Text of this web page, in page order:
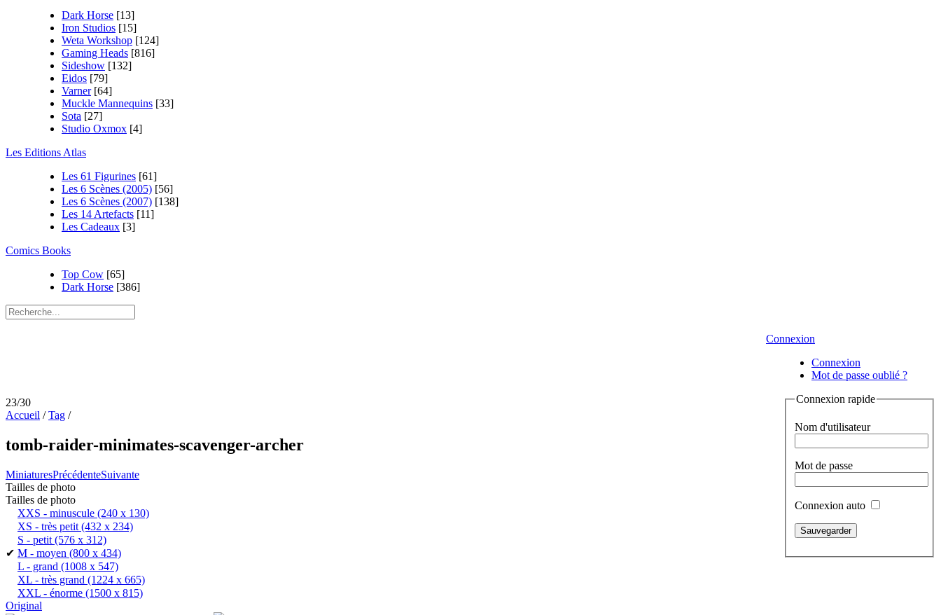
Dark Horse [13]
Iron Studios [15]
Weta Workshop [124]
Gaming Heads [816]
Sideshow [132]
Eidos [79]
Varner [64]
Muckle Mannequins [33]
Sota [27]
Studio Oxmox [4]
Les Editions Atlas
Les 61 Figurines [61]
Les 6 Scènes (2005) [56]
Les 6 Scènes (2007) [138]
Les 14 Artefacts [11]
Les Cadeaux [3]
Comics Books
Top Cow [65]
Dark Horse [386]
Connexion
Connexion
Mot de passe oublié ?
Connexion rapide
Nom d'utilisateur
Mot de passe
Connexion auto
23/30
Accueil /Tag /
tomb-raider-minimates-scavenger-archer
MiniaturesPrécédenteSuivante
Tailles de photo
Tailles de photo
XXS - minuscule (240 x 130)
XS - très petit (432 x 234)
S - petit (576 x 312)
✔ M - moyen (800 x 434)
L - grand (1008 x 547)
XL - très grand (1224 x 665)
XXL - énorme (1500 x 815)
Original